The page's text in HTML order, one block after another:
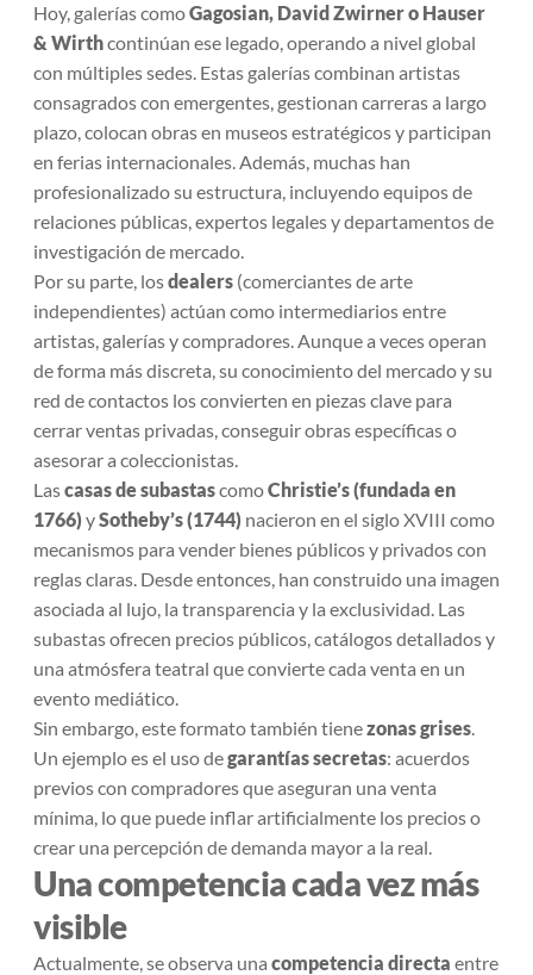
Hoy, galerías comoGagosian, David Zwirner o Hauser
& Wirthcontinúan ese legado, operando a nivel global
con múltiples sedes. Estas galerías combinan artistas
consagrados con emergentes, gestionan carreras a largo
plazo, colocan obras en museos estratégicos y participan
en ferias internacionales. Además, muchas han
profesionalizado su estructura, incluyendo equipos de
relaciones públicas, expertos legales y departamentos de
investigación de mercado.
Por su parte, losdealers (comerciantes de arte
independientes) actúan como intermediarios entre
artistas, galerías y compradores. Aunque a veces operan
de forma más discreta, su conocimiento del mercado y su
red de contactos los convierten en piezas clave para
cerrar ventas privadas, conseguir obras específicas o
asesorar a coleccionistas.
Lascasas de subastascomoChristie’s (fundada en
1766) ySotheby’s (1744) nacieron en el siglo XVIII como
mecanismos para vender bienes públicos y privados con
reglas claras. Desde entonces, han construido una imagen
asociada al lujo, la transparencia y la exclusividad. Las
subastas ofrecen precios públicos, catálogos detallados y
una atmósfera teatral que convierte cada venta en un
evento mediático.
Sin embargo, este formato también tienezonas grises.
Un ejemplo es el uso degarantías secretas: acuerdos
previos con compradores que aseguran una venta
mínima, lo que puede inflar artificialmente los precios o
crear una percepción de demanda mayor a la real.
Una competencia cada vez más
visible
Actualmente, se observa una competencia directa entre